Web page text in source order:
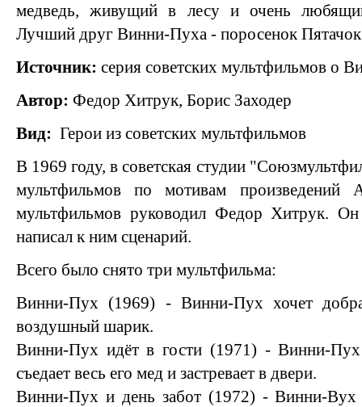
медведь, живущий в лесу и очень
Лучший друг Винни-Пуха - поросенок
Источник: серия советских мультфильмов о
Автор: Федор Хитрук, Борис Заходер
Вид: Герои из советских мультфильмов
В 1969 году, в советская студии
мультфильмов по мотивам произведений
мультфильмов руководил Федор Хитрук.
написал к ним сценарий.
Всего было снято три мультфильма:
Винни-Пух (1969) - Винни-Пух хочет
воздушный шарик.
Винни-Пух идёт в гости (1971) - Винни-
съедает весь его мед и застревает в двери.
Винни-Пух и день забот (1972) - Винни-Вух